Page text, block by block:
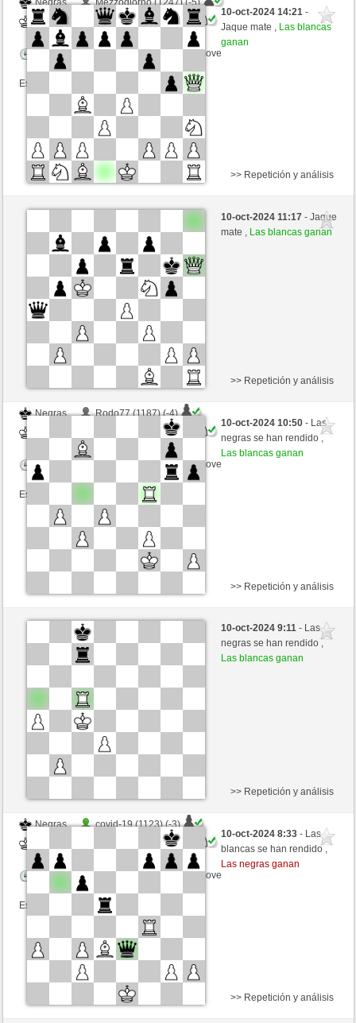
Negras
Mezzogiorno (1247) (-5)
Blancas
westhorse (1524) (+5)
Tiempo: 20 minutes/side + 8 seconds/move
Esta partida es por puntos
10-oct-2024 14:21-
Jaque mate , Las blancas
ganan
Negras
Husii (1175) (-4)
westhorse (1520) (+4)
Tiempo: 20 minutes/side + 8 seconds/move
Esta partida es por puntos
>> Repetición y análisis
10-oct-2024 11:17- Jaque
mate , Las blancas ganan
Negras
Rodo77 (1187) (-4)
westhorse (1516) (+4)
Tiempo: 20 minutes/side + 8 seconds/move
Esta partida es por puntos
>> Repetición y análisis
10-oct-2024 10:50- Las
negras se han rendido ,
Las blancas ganan
Negras
Hellnicos (1182) (-4)
Esta partida es por puntos
>> Repetición y análisis
10-oct-2024 9:11- Las
negras se han rendido ,
Las blancas ganan
Negras
covid-19 (1123) (-3)
westhorse (1509) (+3)
Tiempo: 20 minutes/side + 8 seconds/move
Esta partida es por puntos
>> Repetición y análisis
10-oct-2024 8:33- Las
blancas se han rendido ,
Las negras ganan
>> Repetición y análisis